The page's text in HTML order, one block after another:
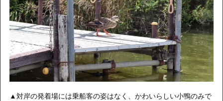
▲対岸の発着場には乗船客の姿はなく、かわいらしい小鴨のみで